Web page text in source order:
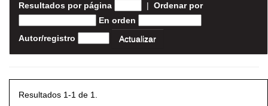
Resultados por página | Ordenar por
En orden
Autor/registro
Resultados 1-1 de 1.